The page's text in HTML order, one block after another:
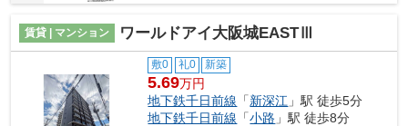
賃貸 | マンション ワールドアイ大阪城EASTⅢ
敷0 礼0 新築
5.69万円
地下鉄千日前線 「新深江 」駅 徒歩5分
地下鉄千日前線 「小路 」駅 徒歩8分